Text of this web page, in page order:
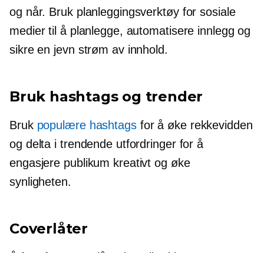
og når. Bruk planleggingsverktøy for sosiale
medier til å planlegge, automatisere innlegg og
sikre en jevn strøm av innhold.
Bruk hashtags og trender
Bruk populære hashtagsfor å øke rekkevidden
og delta i trendende utfordringer for å
engasjere publikum kreativt og øke
synligheten.
Coverlåter